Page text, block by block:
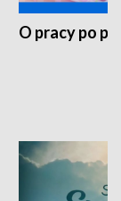
O pracy po